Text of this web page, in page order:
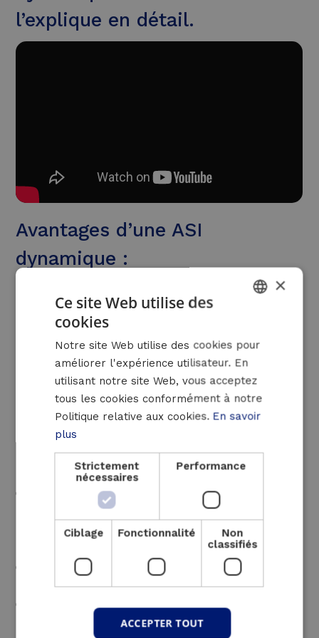
l’explique en détail.
Avantages d’une ASI
dynamique :
chimiques/batteries, faible consommation,
faibles émissions de CO2, faible
encombrement
Fiable : construction robuste, longue durée
de vie, faible risque de pannes, longue
autonomie
Efficace sur le plan énergétique : filtre
réseau actif, rendement élevé, pas de
distorsion harmonique, pas de conversion
d’énergie électrique.
Rentabilité : coût d’installation
relativement faible, peu d’entretien,
utilisation flexible dans la production
Grande flexibilité : diverses configurations
et installations possibles
matière de bruit et d’émissions
FRENCH
×
Ce site Web utilise des
cookies
Notre site Web utilise des cookies pour
améliorer l'expérience utilisateur. En
utilisant notre site Web, vous acceptez
tous les cookies conformément à notre
Politique relative aux cookies. En savoir
plus
Strictement
nécessaires
Performance
Ciblage Fonctionnalité
Non
classifiés
ACCEPTER TOUT